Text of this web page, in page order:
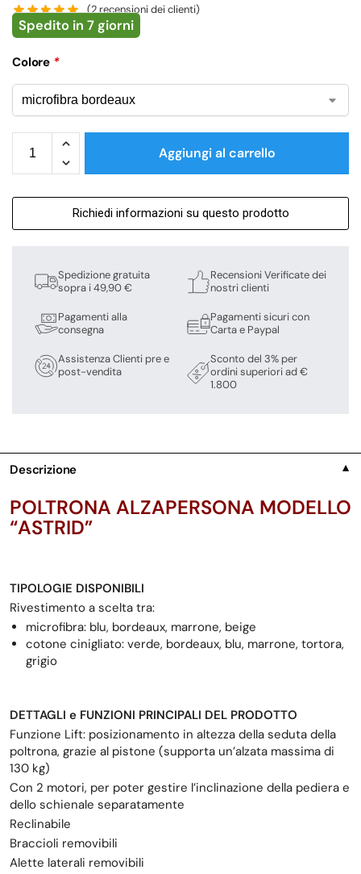
(2recensioni dei clienti)
Spedito in 7 giorni
Colore *
Aggiungi al carrello
Richiedi informazioni su questo prodotto
Spedizione gratuita
sopra i 49,90 €
Pagamenti alla
consegna
Assistenza Clienti pre e
post-vendita
Recensioni Verificate dei
nostri clienti
Pagamenti sicuri con
Carta e Paypal
Sconto del 3% per
ordini superiori ad €
1.800
Descrizione ▼
POLTRONA ALZAPERSONA MODELLO
“ASTRID”
TIPOLOGIE DISPONIBILI
Rivestimento a scelta tra:
microfibra: blu, bordeaux, marrone, beige
cotone cinigliato: verde, bordeaux, blu, marrone, tortora,
grigio
DETTAGLI e FUNZIONI PRINCIPALI DEL PRODOTTO
Funzione Lift: posizionamento in altezza della seduta della
poltrona, grazie al pistone (supporta un’alzata massima di
130 kg)
Con 2 motori, per poter gestire l’inclinazione della pediera e
dello schienale separatamente
Reclinabile
Braccioli removibili
Alette laterali removibili